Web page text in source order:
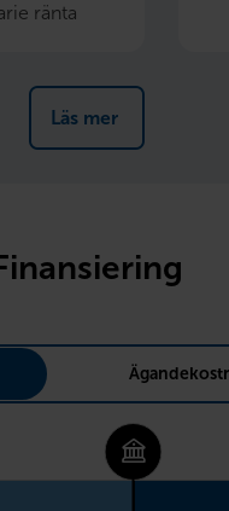
ränta
Läs mer